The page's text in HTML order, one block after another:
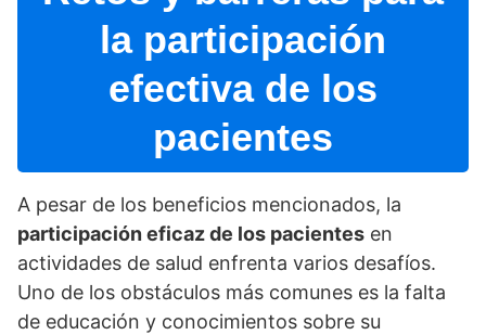
la participación
efectiva de los
pacientes
A pesar de los beneficios mencionados, la
participación eficaz de los pacientes en
actividades de salud enfrenta varios desafí­os.
Uno de los obstáculos más comunes es la falta
de educación y conocimientos sobre su